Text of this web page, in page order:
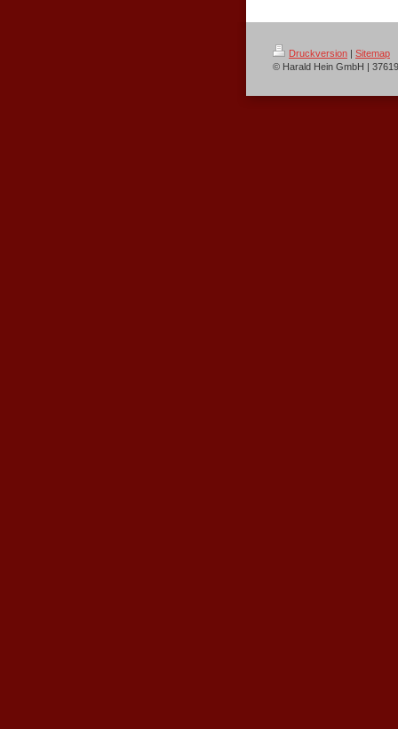
Druckversion | Sitemap
© Harald Hein GmbH |